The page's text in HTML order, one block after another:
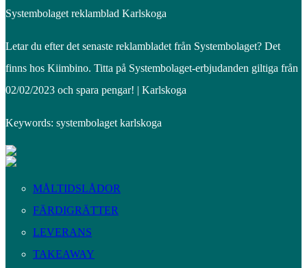
Systembolaget reklamblad Karlskoga
Letar du efter det senaste reklambladet från Systembolaget? Det
finns hos Kiimbino. Titta på Systembolaget-erbjudanden giltiga från
02/02/2023 och spara pengar! | Karlskoga
Keywords: systembolaget karlskoga
MÅLTIDSLÅDOR
FÄRDIGRÄTTER
LEVERANS
TAKEAWAY